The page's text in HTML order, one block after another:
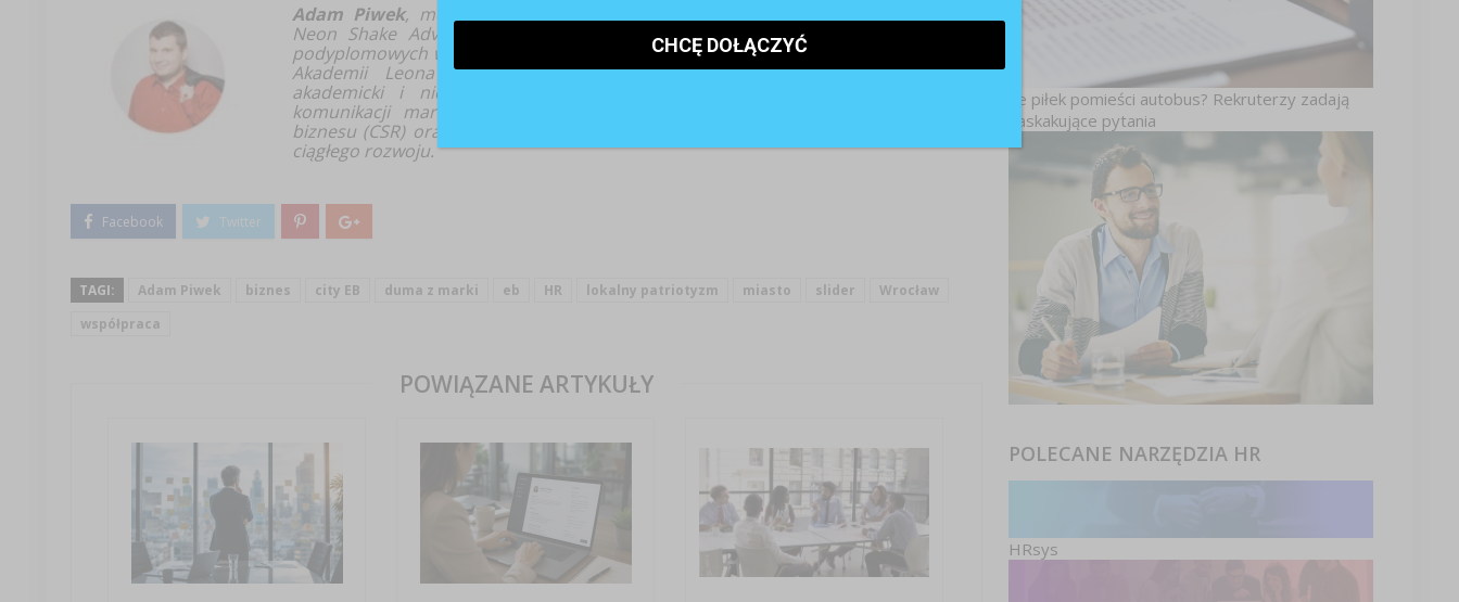
Adam Piwek, menedżer ds. komunikacji w agencji marketingu zintegrowanego
Neon Shake Advertising. Absolwent Uniwersytetu Wrocławskiego oraz studiów
podyplomowych w Wyższych Szkołach Bankowych we Wrocławiu i Poznaniu oraz w
Akademii Leona Koźmińskiego w Warszawie. Trener biznesu, wykładowca
akademicki i niezależny konsultant z zakresu zarządzania oraz efektywnej
komunikacji marketingowej. Pasjonat skutecznej społecznej odpowiedzialności
biznesu (CSR) oraz działań employer brandingowych. Miłośnik odkrywania Afryki i
ciągłego rozwoju.
TAGI: Adam Piwek biznes city EB duma z marki eb HR lokalny patriotyzm miasto slider
Wrocław
współpraca
POWIĄZANE ARTYKUŁY
Ile piłek pomieści autobus? Rekruterzy zadają
zaskakujące pytania
POLECANE NARZĘDZIA HR
HRsys